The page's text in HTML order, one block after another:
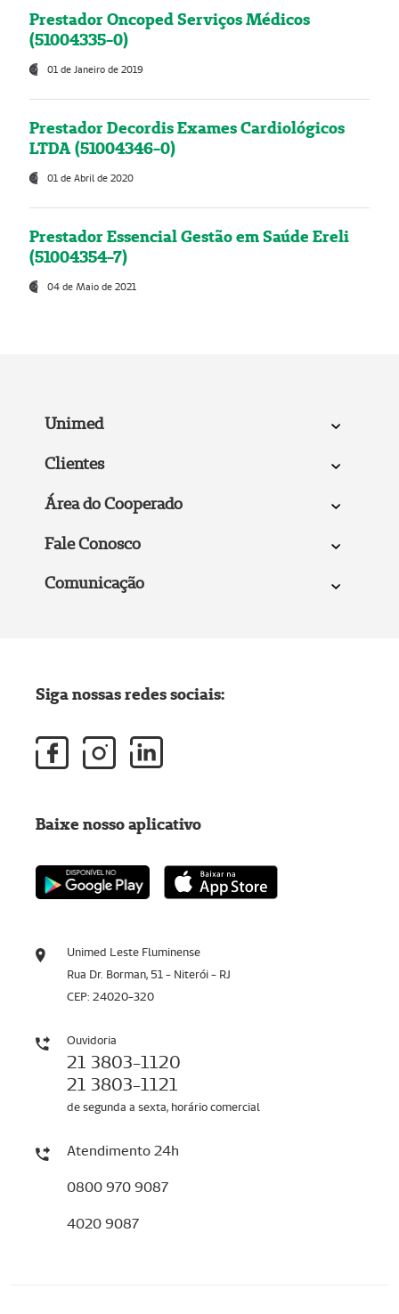
Prestador Oncoped Serviços Médicos
(51004335-0)
01 de Janeiro de 2019
Prestador Decordis Exames Cardiológicos
LTDA (51004346-0)
01 de Abril de 2020
Prestador Essencial Gestão em Saúde Ereli
(51004354-7)
04 de Maio de 2021
Unimed
Clientes
Área do Cooperado
Fale Conosco
Comunicação
Unimed Leste Fluminense
Rua Dr. Borman, 51 - Niterói - RJ
CEP: 24020-320
Ouvidoria
21 3803-1120
21 3803-1121
de segunda a sexta, horário comercial
Atendimento 24h
0800 970 9087
4020 9087
Siga nossas redes sociais:
Baixe nosso aplicativo